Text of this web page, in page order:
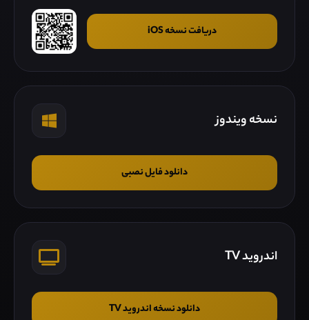
دریافت نسخه iOS
نسخه ویندوز
دانلود فایل نصبی
اندروید TV
دانلود نسخه اندروید TV